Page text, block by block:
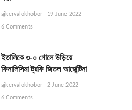
ajkervalokhobor 19 June 2022
6 Comments
ইতালিকে ৩-০ গোলে উড়িয়ে
ফিনালিসিমা ট্রফি জিতল আর্জেন্টিনা
ajkervalokhobor 2 June 2022
6 Comments